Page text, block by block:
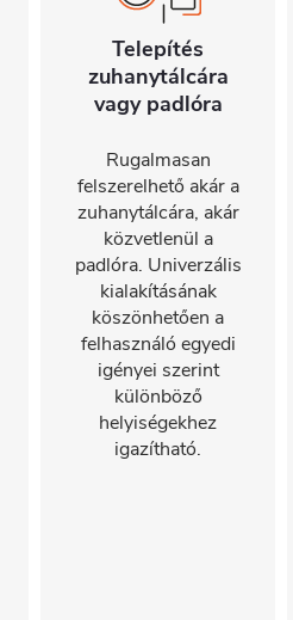
Telepítés
zuhanytálcára
vagy padlóra
Rugalmasan
felszerelhető akár a
zuhanytálcára, akár
közvetlenül a
padlóra. Univerzális
kialakításának
köszönhetően a
felhasználó egyedi
igényei szerint
különböző
helyiségekhez
igazítható.